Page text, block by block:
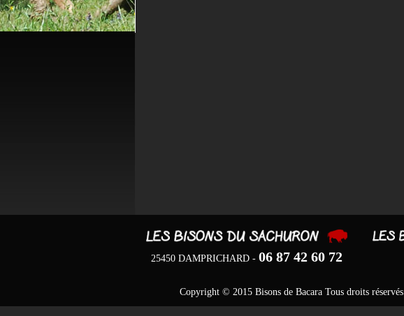
25450 DAMPRICHARD -06 87 42 60 72
Copyright © 2015 Bisons de BacaraTous droits